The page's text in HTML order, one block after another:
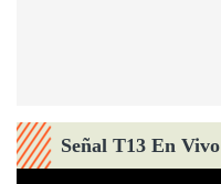
Señal T13 En Vivo